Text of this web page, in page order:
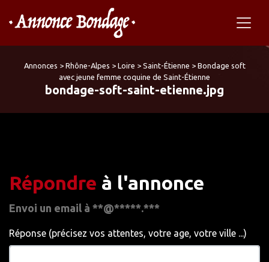
Annonces > Rhône-Alpes > Loire > Saint-Étienne > Bondage soft
avec jeune femme coquine de Saint-Étienne
bondage-soft-saint-etienne.jpg
Répondre à l'annonce
Envoi un email à **@*****.***
Réponse (précisez vos attentes, votre age, votre ville ...)